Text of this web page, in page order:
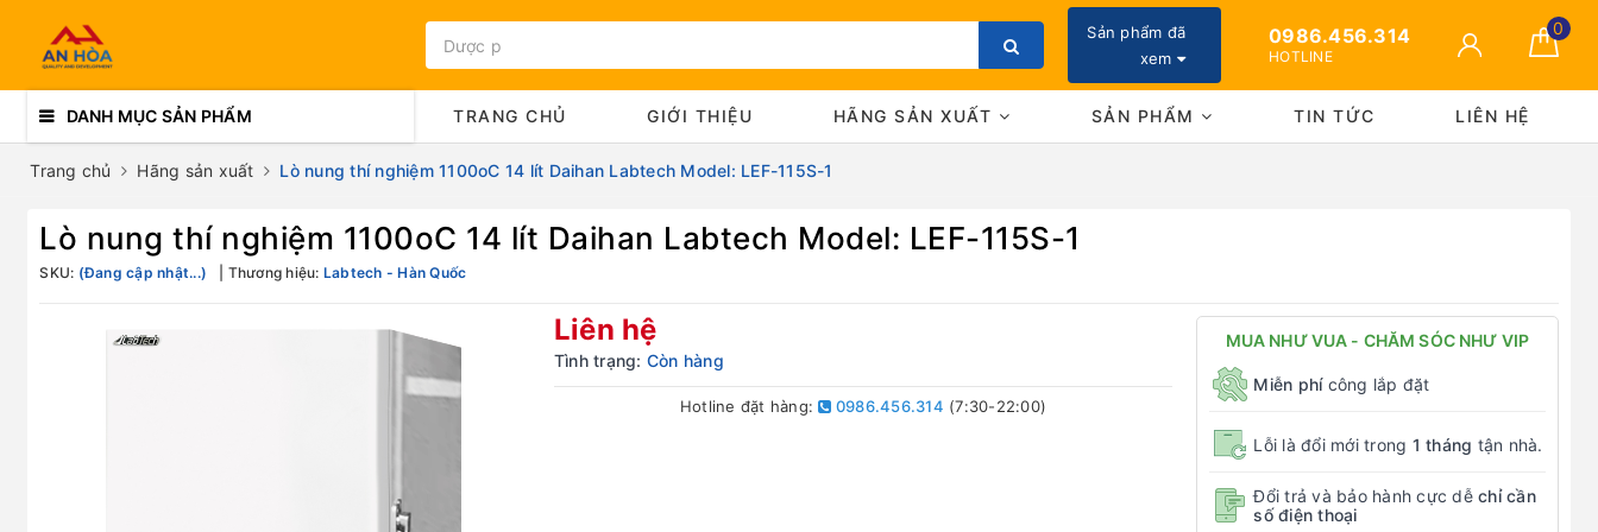
Sản phẩm đã
xem
0986.456.314
HOTLINE
0
DANH MỤC SẢN PHẨM TRANG CHỦ GIỚI THIỆU HÃNG SẢN XUẤT SẢN PHẨM TIN TỨC LIÊN HỆ
Trang chủ Hãng sản xuất Lò nung thí nghiệm 1100oC 14 lít Daihan Labtech Model: LEF-115S-1
Lò nung thí nghiệm 1100oC 14 lít Daihan Labtech Model: LEF-115S-1
SKU: (Đang cập nhật...) Thương hiệu: Labtech - Hàn Quốc
Liên hệ
Tình trạng: Còn hàng
Hotline đặt hàng: 0986.456.314 (7:30-22:00)
MUA NHƯ VUA - CHĂM SÓC NHƯ VIP
Miễn phícông lắp đặt
Lỗi là đổi mới trong 1 tháng tận nhà.
Đổi trả và bảo hành cực dễ chỉ cần
số điện thoại